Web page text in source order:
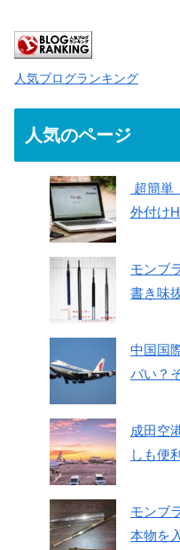
人気ブログランキング
人気のページ
超簡単
外付け
モンブ
書き味
中国国
バい？
成田空
しも便
モンブ
本物を